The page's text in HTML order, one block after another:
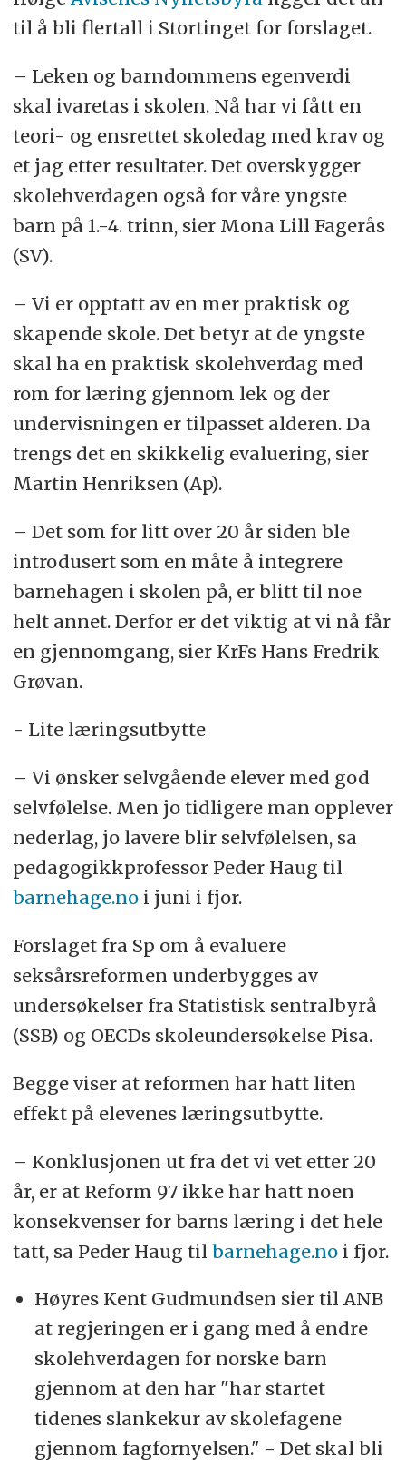
til å bli flertall i Stortinget for forslaget.
– Leken og barndommens egenverdi
skal ivaretas i skolen. Nå har vi fått en
teori- og ensrettet skoledag med krav og
et jag etter resultater. Det overskygger
skolehverdagen også for våre yngste
barn på 1.-4. trinn, sier Mona Lill Fagerås
(SV).
– Vi er opptatt av en mer praktisk og
skapende skole. Det betyr at de yngste
skal ha en praktisk skolehverdag med
rom for læring gjennom lek og der
undervisningen er tilpasset alderen. Da
trengs det en skikkelig evaluering, sier
Martin Henriksen (Ap).
– Det som for litt over 20 år siden ble
introdusert som en måte å integrere
barnehagen i skolen på, er blitt til noe
helt annet. Derfor er det viktig at vi nå får
en gjennomgang, sier KrFs Hans Fredrik
Grøvan.
- Lite læringsutbytte
– Vi ønsker selvgående elever med god
selvfølelse. Men jo tidligere man opplever
nederlag, jo lavere blir selvfølelsen, sa
pedagogikkprofessor Peder Haug til
barnehage.no i juni i fjor.
Forslaget fra Sp om å evaluere
seksårsreformen underbygges av
undersøkelser fra Statistisk sentralbyrå
(SSB) og OECDs skoleundersøkelse Pisa.
Begge viser at reformen har hatt liten
effekt på elevenes læringsutbytte.
– Konklusjonen ut fra det vi vet etter 20
år, er at Reform 97 ikke har hatt noen
konsekvenser for barns læring i det hele
tatt, sa Peder Haug til barnehage.no i fjor.
Høyres Kent Gudmundsen sier til ANB
at regjeringen er i gang med å endre
skolehverdagen for norske barn
gjennom at den har "har startet
tidenes slankekur av skolefagene
gjennom fagfornyelsen." - Det skal bli